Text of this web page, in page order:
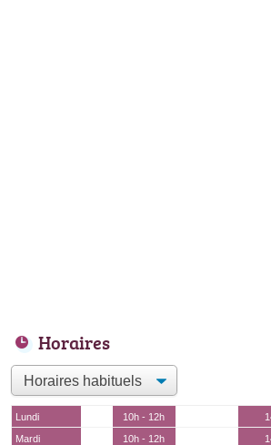
Horaires
Lundi 10h - 12h
Mardi
10h - 12h